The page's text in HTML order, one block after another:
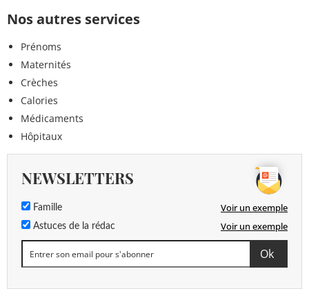
Nos autres services
Prénoms
Maternités
Crèches
Calories
Médicaments
Hôpitaux
NEWSLETTERS
Famille Voir un exemple
Astuces de la rédac Voir un exemple